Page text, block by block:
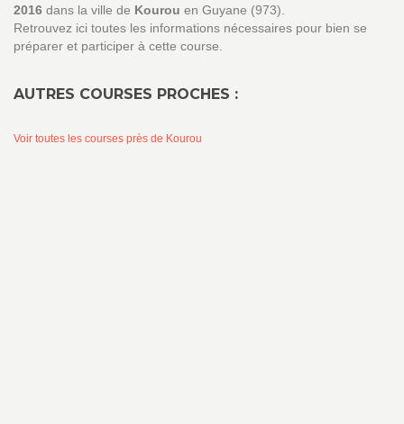
2016 dans la ville de Kourou en Guyane (973).
Retrouvez ici toutes les informations nécessaires pour bien se
préparer et participer à cette course.
AUTRES COURSES PROCHES :
Voir toutes les courses près de Kourou